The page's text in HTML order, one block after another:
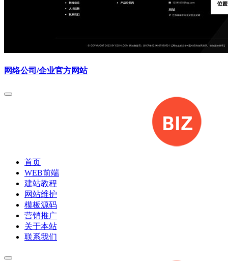
网络公司/企业官方网站
首页
WEB前端
建站教程
网站维护
模板源码
营销推广
关于本站
联系我们